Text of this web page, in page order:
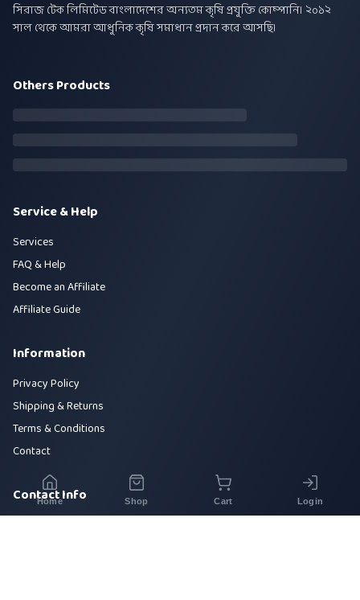
সিরাজ টেক লিমিটেড বাংলাদেশের অন্যতম কৃষি প্রযুক্তি কোম্পানি। ২০১২
সাল থেকে আমরা আধুনিক কৃষি সমাধান প্রদান করে আসছি।
Others Products
Service & Help
Services
FAQ & Help
Become an Affiliate
Affiliate Guide
Information
Privacy Policy
Shipping & Returns
Terms & Conditions
Contact
Contact Info
Home Shop Cart Login